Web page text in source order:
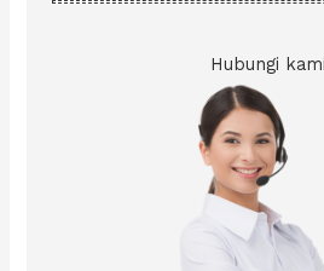
Hubungi